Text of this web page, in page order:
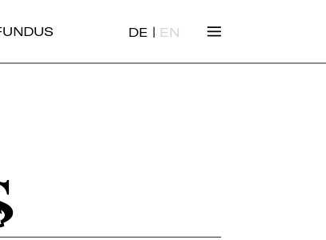
DE | EN